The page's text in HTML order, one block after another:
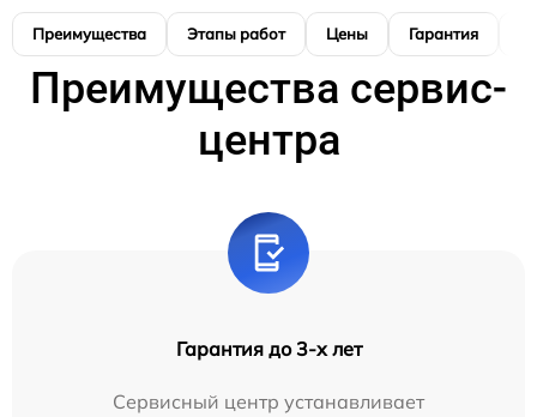
Преимущества Этапы работ Цены Гарантия
Преимущества сервис-
центра
Гарантия до 3-х лет
Сервисный центр устанавливает